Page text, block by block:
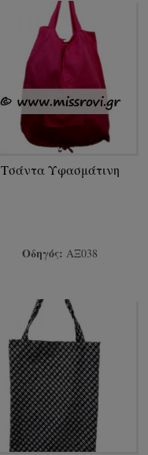
Τσάντα Υφασμάτινη
Οδηγός: ΑΞ038